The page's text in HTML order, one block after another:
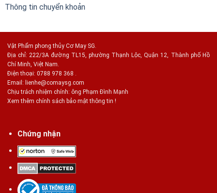
Thông tin chuyển khoản
Vật Phẩm phong thủy Cơ May SG.
Địa chỉ: 222/3A đường TL15, phường Thạnh Lộc, Quận 12, Thành phố Hồ
Chí Minh, Việt Nam.
Điện thoại: 0788 978 368 .
Email: lienhe@comaysg.com
Chịu trách nhiệm chính: ông Phạm Đình Mạnh
Xem thêm chính sách bảo mật thông tin !
Chứng nhận